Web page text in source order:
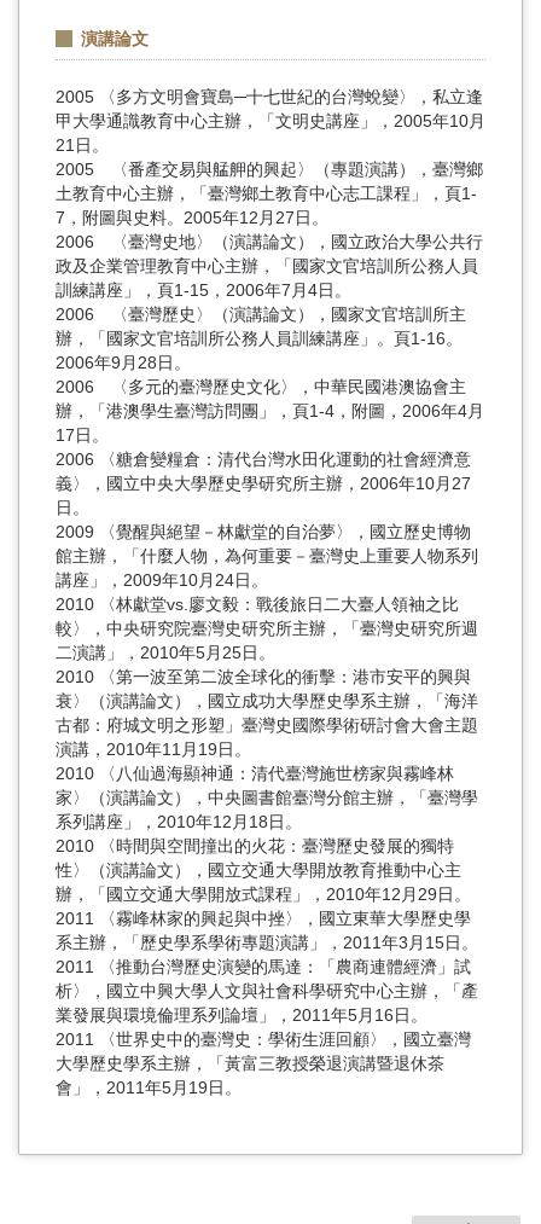
演講論文
2005 〈多方文明會寶島─十七世紀的台灣蛻變〉，私立逢
甲大學通識教育中心主辦，「文明史講座」，2005年10月
21日。
2005 〈番產交易與艋舺的興起〉（專題演講），臺灣鄉
土教育中心主辦，「臺灣鄉土教育中心志工課程」，頁1-
7，附圖與史料。2005年12月27日。
2006 〈臺灣史地〉（演講論文），國立政治大學公共行
政及企業管理教育中心主辦，「國家文官培訓所公務人員
訓練講座」，頁1-15，2006年7月4日。
2006 〈臺灣歷史〉（演講論文），國家文官培訓所主
辦，「國家文官培訓所公務人員訓練講座」。頁1-16。
2006年9月28日。
2006 〈多元的臺灣歷史文化〉，中華民國港澳協會主
辦，「港澳學生臺灣訪問團」，頁1-4，附圖，2006年4月
17日。
2006 〈糖倉變糧倉：清代台灣水田化運動的社會經濟意
義〉，國立中央大學歷史學研究所主辦，2006年10月27
日。
2009 〈覺醒與絕望－林獻堂的自治夢〉，國立歷史博物
館主辦，「什麼人物，為何重要－臺灣史上重要人物系列
講座」，2009年10月24日。
2010 〈林獻堂vs.廖文毅：戰後旅日二大臺人領袖之比
較〉，中央研究院臺灣史研究所主辦，「臺灣史研究所週
二演講」，2010年5月25日。
2010 〈第一波至第二波全球化的衝擊：港市安平的興與
衰〉（演講論文），國立成功大學歷史學系主辦，「海洋
古都：府城文明之形塑」臺灣史國際學術研討會大會主題
演講，2010年11月19日。
2010 〈八仙過海顯神通：清代臺灣施世榜家與霧峰林
家〉（演講論文），中央圖書館臺灣分館主辦，「臺灣學
系列講座」，2010年12月18日。
2010 〈時間與空間撞出的火花：臺灣歷史發展的獨特
性〉（演講論文），國立交通大學開放教育推動中心主
辦，「國立交通大學開放式課程」，2010年12月29日。
2011 〈霧峰林家的興起與中挫〉，國立東華大學歷史學
系主辦，「歷史學系學術專題演講」，2011年3月15日。
2011 〈推動台灣歷史演變的馬達：「農商連體經濟」試
析〉，國立中興大學人文與社會科學研究中心主辦，「產
業發展與環境倫理系列論壇」，2011年5月16日。
2011 〈世界史中的臺灣史：學術生涯回顧〉，國立臺灣
大學歷史學系主辦，「黃富三教授榮退演講暨退休茶
會」，2011年5月19日。